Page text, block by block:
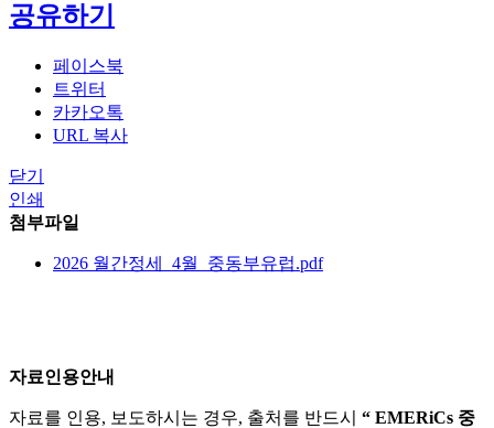
공유하기
페이스북
트위터
카카오톡
URL 복사
닫기
인쇄
첨부파일
2026 월간정세_4월_중동부유럽.pdf
자료인용안내
자료를 인용, 보도하시는 경우, 출처를 반드시 “ EMERiCs 중